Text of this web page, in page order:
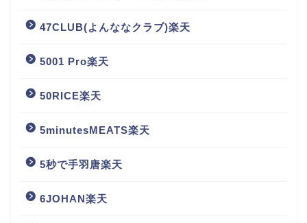
47CLUB(よんななクラブ)楽天
5001 Pro楽天
50RICE楽天
5minutesMEATS楽天
5秒で手羽唐楽天
6JOHAN楽天